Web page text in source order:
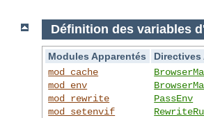
Définition des variables
Modules Apparentés
Directives
mod_cache
mod_env
mod_rewrite
mod_setenvif
PassEnv